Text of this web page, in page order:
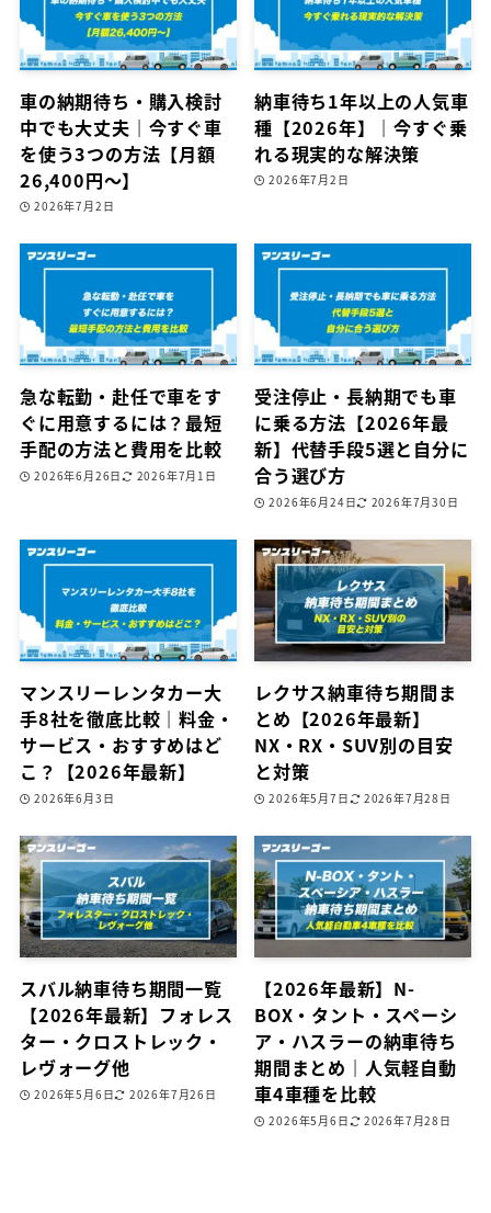
車の納期待ち・購入検討
中でも大丈夫｜今すぐ車
を使う3つの方法【月額
26,400円〜】
2026年7月2日
納車待ち1年以上の人気車
種【2026年】｜今すぐ乗
れる現実的な解決策
2026年7月2日
急な転勤・赴任で車をす
ぐに用意するには？最短
手配の方法と費用を比較
2026年6月26日 2026年7月1日
受注停止・長納期でも車
に乗る方法【2026年最
新】代替手段5選と自分に
合う選び方
2026年6月24日 2026年7月30日
マンスリーレンタカー大
手8社を徹底比較｜料金・
サービス・おすすめはど
こ？【2026年最新】
2026年6月3日
レクサス納車待ち期間ま
とめ【2026年最新】
NX・RX・SUV別の目安
と対策
2026年5月7日 2026年7月28日
スバル納車待ち期間一覧
【2026年最新】フォレス
ター・クロストレック・
レヴォーグ他
2026年5月6日 2026年7月26日
【2026年最新】N-
BOX・タント・スペーシ
ア・ハスラーの納車待ち
期間まとめ｜人気軽自動
車4車種を比較
2026年5月6日 2026年7月28日